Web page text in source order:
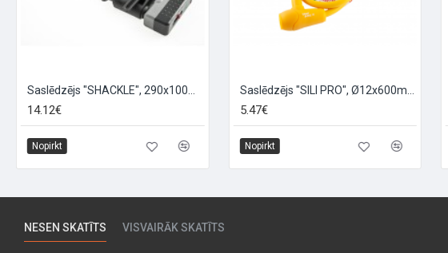
14.12€
Nopirkt
5.47€
Nopirkt
NESEN SKATĪTS VISVAIRĀK SKATĪTS